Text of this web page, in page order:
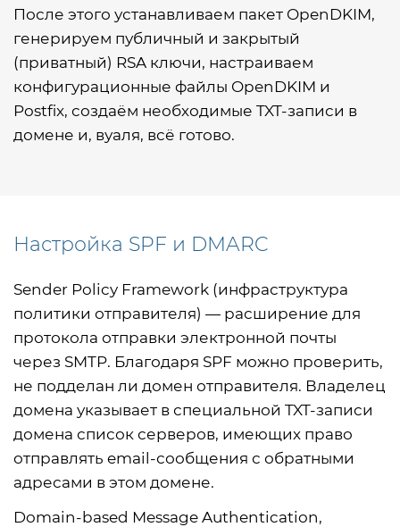
После этого устанавливаем пакет OpenDKIM,
генерируем публичный и закрытый
(приватный) RSA ключи, настраиваем
конфигурационные файлы OpenDKIM и
Postfix, создаём необходимые TXT-записи в
домене и, вуаля, всё готово.
Настройка SPF и DMARC
Sender Policy Framework (инфраструктура
политики отправителя) — расширение для
протокола отправки электронной почты
через SMTP. Благодаря SPF можно проверить,
не подделан ли домен отправителя. Владелец
домена указывает в специальной TXT-записи
домена список серверов, имеющих право
отправлять email-сообщения с обратными
адресами в этом домене.
Domain-based Message Authentication,